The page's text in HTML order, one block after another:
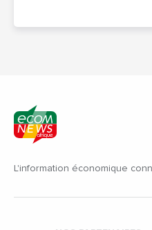
L'information économique